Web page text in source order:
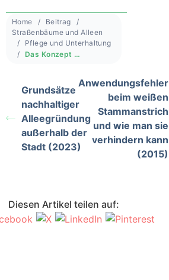
Home
Beitrag
Straßenbäume und Alleen
Pflege und Unterhaltung
Das Konzept des Jungbaumschnitts in den Niederlanden (2011)
Grundsätze
nachhaltiger
Alleegründung
außerhalb der
Stadt (2023)
Anwendungsfehler
beim weißen
Stammanstrich
und wie man sie
verhindern kann
(2015)
Diesen Artikel teilen auf: